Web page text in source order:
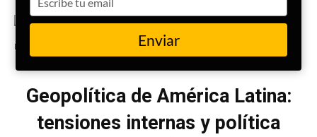
Geopolítica de América Latina:
tensiones internas y política
your
email
Enviar